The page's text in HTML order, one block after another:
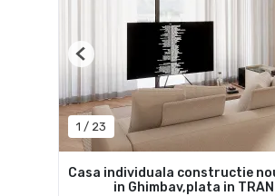
1 / 23
Previous
Casa individuala constructie
in Ghimbav,plata in